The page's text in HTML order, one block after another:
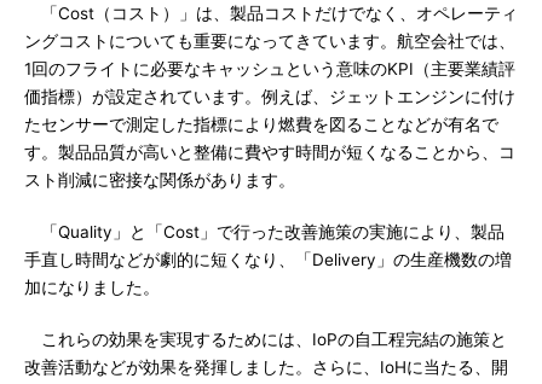
「Cost（コスト）」は、製品コストだけでなく、オペレーティ
ングコストについても重要になってきています。航空会社では、
1回のフライトに必要なキャッシュという意味のKPI（主要業績評
価指標）が設定されています。例えば、ジェットエンジンに付け
たセンサーで測定した指標により燃費を図ることなどが有名で
す。製品品質が高いと整備に費やす時間が短くなることから、コ
スト削減に密接な関係があります。
「Quality」と「Cost」で行った改善施策の実施により、製品
手直し時間などが劇的に短くなり、「Delivery」の生産機数の増
加になりました。
これらの効果を実現するためには、IoPの自工程完結の施策と
改善活動などが効果を発揮しました。さらに、IoHに当たる、開